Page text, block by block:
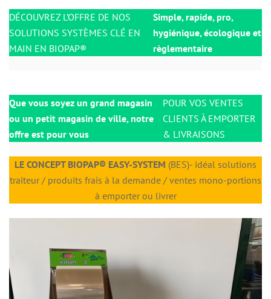
DÉCOUVREZ L’OFFRE DE NOS
SOLUTIONS SYSTÈMES CLÉ EN
MAIN EN BIOPAP®
Simple, rapide, pro,
hygiénique, écologique et
règlementaire
Que vous soyez un grand magasin
ou un petit magasin de ville, notre
offre est pour vous
POUR VOS VENTES
CLIENTS À EMPORTER
& LIVRAISONS
LE CONCEPT BIOPAP® EASY-SYSTEM (BES)- idéal solutions
traiteur / produits frais à la demande / ventes mono-portions
à emporter ou livrer